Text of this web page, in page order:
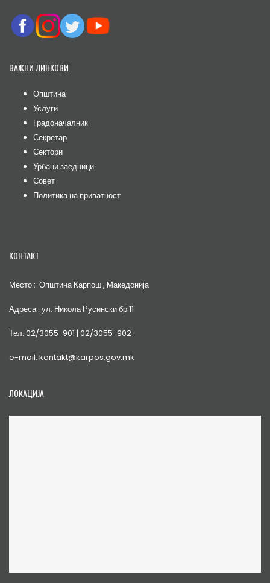
ВАЖНИ ЛИНКОВИ
Општина
Услуги
Градоначалник
Секретар
Сектори
Урбани заедници
Совет
Политика на приватност
КОНТАКТ
Место : Општина Карпош , Македонија
Адреса : ул. Никола Русински бр.11
Тел. 02/3055-901 | 02/3055-902
e-mail: kontakt@karpos.gov.mk
ЛОКАЦИЈА